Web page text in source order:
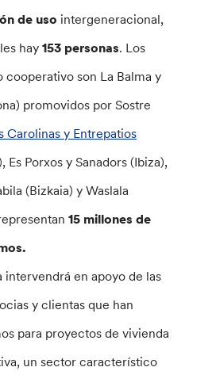
de uso intergeneracional,
hay153 personas. Los
cooperativo son La Balma y
promovidos por Sostre
Carolinas y Entrepatios
Es Porxos y Sanadors (Ibiza),
(Bizkaia) y Waslala
15 millones de
intervendrá en apoyo de las
y clientas que han
para proyectos de vivienda
un sector característico